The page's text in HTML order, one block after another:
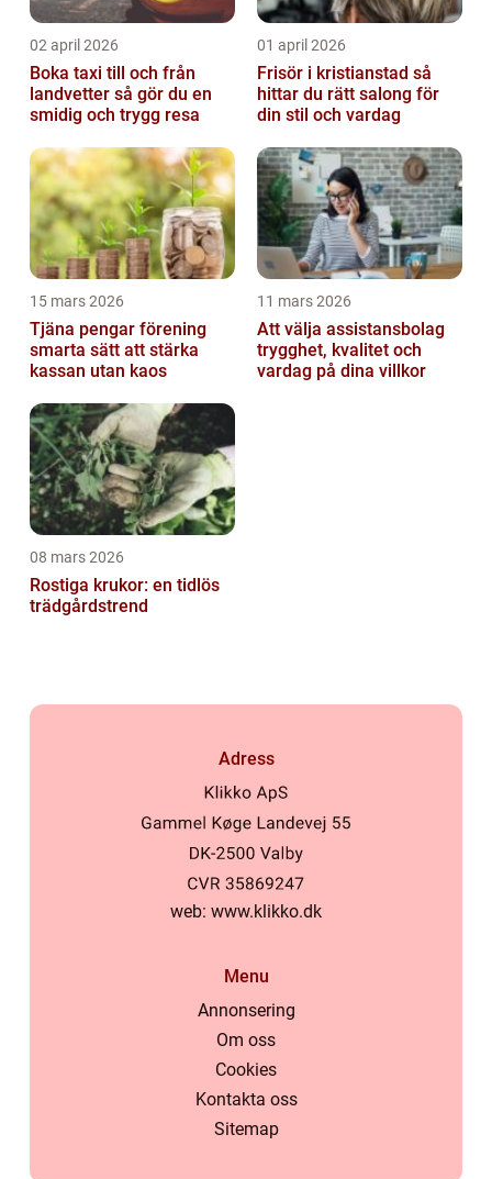
02 april 2026
Boka taxi till och från
landvetter så gör du en
smidig och trygg resa
01 april 2026
Frisör i kristianstad så
hittar du rätt salong för
din stil och vardag
15 mars 2026
Tjäna pengar förening
smarta sätt att stärka
kassan utan kaos
11 mars 2026
Att välja assistansbolag
trygghet, kvalitet och
vardag på dina villkor
08 mars 2026
Rostiga krukor: en tidlös
trädgårdstrend
Adress
web: www.klikko.dk
Menu
Annonsering
Om oss
Cookies
Kontakta oss
Sitemap